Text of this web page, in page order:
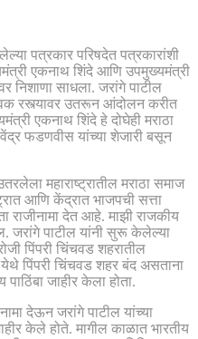
पत्रकार परिषदेत पत्रकारांशी
एकनाथ शिंदे आणि उपमुख्यमंत्री
निशाणा साधला. जरांगे पाटील
रस्त्यावर उतरून आंदोलन करीत
एकनाथ शिंदे हे दोघेही मराठा
फडणवीस यांच्या शेजारी बसून
महाराष्ट्रातील मराठा समाज
आणि केंद्रात भाजपची सत्ता
राजीनामा देत आहे. माझी राजकीय
जरांगे पाटील यांनी सुरू केलेल्या
पिंपरी चिंचवड शहरातील
पिंपरी चिंचवड शहर बंद असताना
जाहीर केला होता.
देऊन जरांगे पाटील यांच्या
केले होते. मागील काळात भारतीय